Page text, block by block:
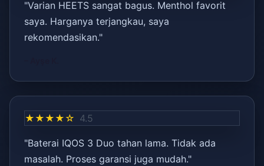
"Varian HEETS sangat bagus. Menthol favorit
saya. Harganya terjangkau, saya
rekomendasikan."
★★★★☆ 4.5
"Baterai IQOS 3 Duo tahan lama. Tidak ada
masalah. Proses garansi juga mudah."